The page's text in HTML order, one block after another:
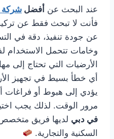
عند البحث عن أفضل شركة
فأنت لا تبحث فقط عن
عن جودة تنفيذ، دقة في
وخامات تتحمل الاستخدام
الأرضيات التي تحتاج إلى
أي خطأ بسيط في تجهيز
يؤدي إلى هبوط أو فراغات
مرور الوقت. لذلك يجب
في دبي لديها فريق
السكنية والتجارية.